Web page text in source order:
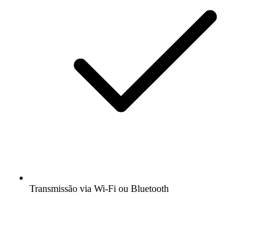
Transmissão via Wi-Fi ou Bluetooth